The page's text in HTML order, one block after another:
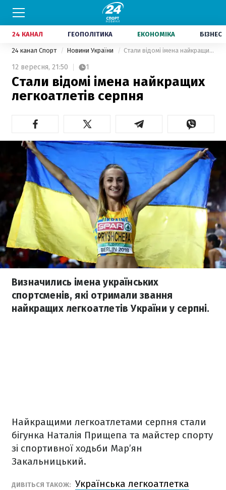
24 КАНАЛ ГЕОПОЛІТИКА ЕКОНОМІКА БІЗНЕС
24 канал Спорт Новини України Стали відомі імена найкращих легкоатлетів серпня
12 вересня, 21:50 1
Стали відомі імена найкращих
легкоатлетів серпня
Визначились імена українських
спортсменів, які отримали звання
найкращих легкоатлетів України у серпні.
Найкращими легкоатлетами серпня стали
бігунка Наталія Прищепа та майстер спорту
зі спортивної ходьби Мар’ян
Закальницький.
ДИВІТЬСЯ ТАКОЖ: Українська легкоатлетка